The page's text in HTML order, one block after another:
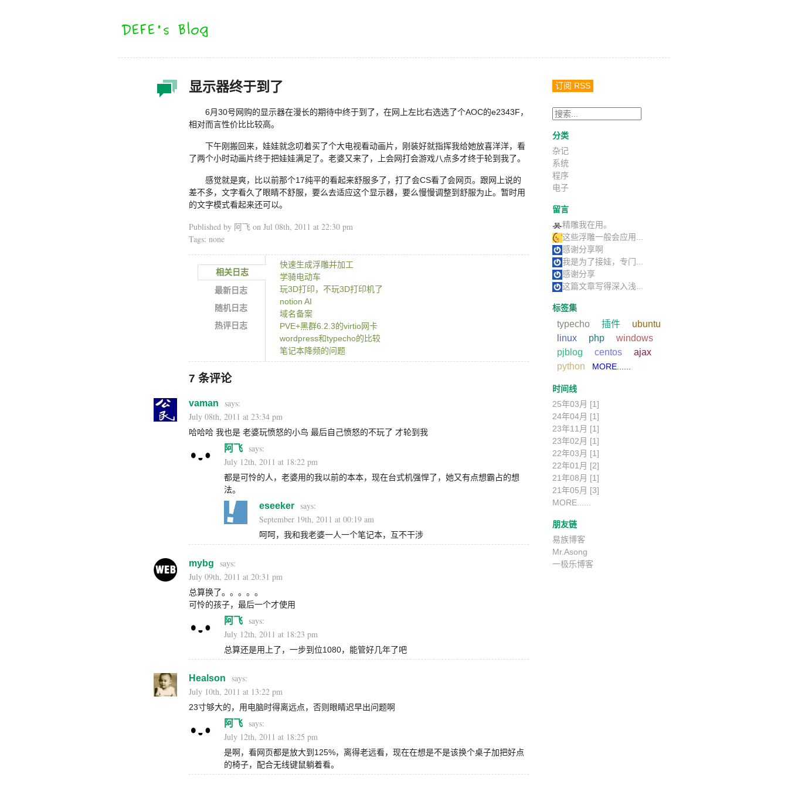
显示器终于到了
6月30号网购的显示器在漫长的期待中终于到了，在网上左比右选选了个AOC的e2343F，
相对而言性价比比较高。
下午刚搬回来，娃娃就念叨着买了个大电视看动画片，刚装好就指挥我给她放喜洋洋，看
了两个小时动画片终于把娃娃满足了。老婆又来了，上会网打会游戏八点多才终于轮到我了。
感觉就是爽，比以前那个17纯平的看起来舒服多了，打了会CS看了会网页。跟网上说的
差不多，文字看久了眼睛不舒服，要么去适应这个显示器，要么慢慢调整到舒服为止。暂时用
的文字模式看起来还可以。
Published by 阿飞 on Jul 08th, 2011 at 22:30 pm
Tags: none
相关日志
最新日志
随机日志
热评日志
快速生成浮雕并加工
学骑电动车
玩3D打印，不玩3D打印机了
notion AI
域名备案
PVE+黑群6.2.3的virtio网卡
wordpress和typecho的比较
笔记本降频的问题
7 条评论
vaman
July 08th, 2011 at 23:34 pm
哈哈哈 我也是 老婆玩愤怒的小鸟 最后自己愤怒的不玩了 才轮到我
阿飞
July 12th, 2011 at 18:22 pm
都是可怜的人，老婆用的我以前的本本，现在台式机强悍了，她又有点想霸占的想
法。
eseeker
September 19th, 2011 at 00:19 am
呵呵，我和我老婆一人一个笔记本，互不干涉
mybg
July 09th, 2011 at 20:31 pm
总算换了。。。。。
可怜的孩子，最后一个才使用
阿飞
July 12th, 2011 at 18:23 pm
总算还是用上了，一步到位1080，能管好几年了吧
Healson
July 10th, 2011 at 13:22 pm
23寸够大的，用电脑时得离远点，否则眼睛迟早出问题啊
阿飞
July 12th, 2011 at 18:25 pm
是啊，看网页都是放大到125%，离得老远看，现在在想是不是该换个桌子加把好点
的椅子，配合无线键鼠躺着看。
订阅 RSS
分类
杂记
系统
程序
电子
留言
精雕我在用。
这些浮雕一般会应用...
感谢分享啊
我是为了接娃，专门...
感谢分享
这篇文章写得深入浅...
标签集
typecho 插件
ubuntu
linux
php
windows
pjblog
centos
ajax
python
MORE......
时间线
25年03月 [1]
24年04月 [1]
23年11月 [1]
23年02月 [1]
22年03月 [1]
22年01月 [2]
21年08月 [1]
21年05月 [3]
MORE......
朋友链
易族博客
Mr.Asong
一极乐博客